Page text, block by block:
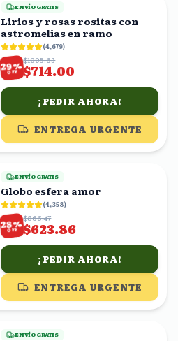
ENVÍO GRATIS
Lirios y rosas rositas con
astromelias en ramo
(4,679)
29%
OFF
$1005.63
$714.00
¡PEDIR AHORA!
ENTREGA URGENTE
ENVÍO GRATIS
Globo esfera amor
(4,358)
28%
OFF
$866.47
$623.86
¡PEDIR AHORA!
ENTREGA URGENTE
ENVÍO GRATIS